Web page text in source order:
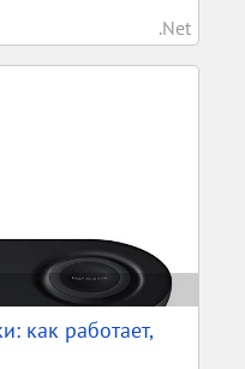
.Net
как работает,